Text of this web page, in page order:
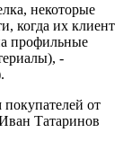
некоторые
когда их клиент
профильные
-
от
Татаринов